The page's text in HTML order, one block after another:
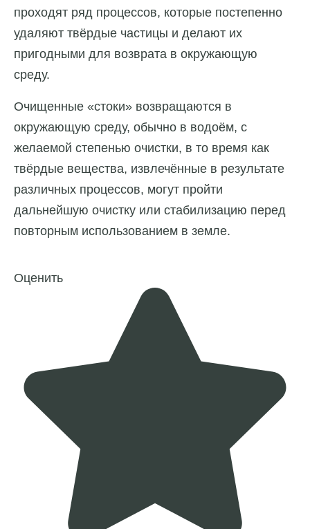
проходят ряд процессов, которые постепенно
удаляют твёрдые частицы и делают их
пригодными для возврата в окружающую
среду.
Очищенные «стоки» возвращаются в
окружающую среду, обычно в водоём, с
желаемой степенью очистки, в то время как
твёрдые вещества, извлечённые в результате
различных процессов, могут пройти
дальнейшую очистку или стабилизацию перед
повторным использованием в земле.
Оценить